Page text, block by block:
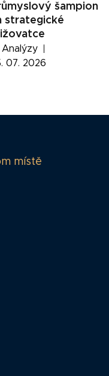
šampion
strategické
Analýzy
07. 2026
místě